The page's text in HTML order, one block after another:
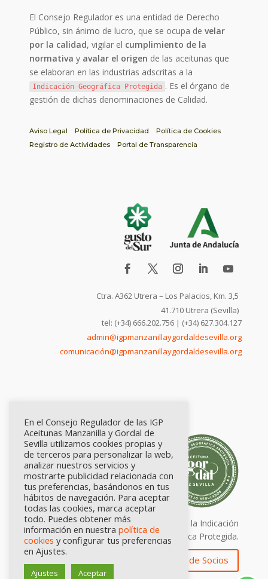
El Consejo Regulador es una entidad de Derecho
Público, sin ánimo de lucro, que se ocupa develar
por la calidad, vigilar el cumplimiento de la
normativa y avalar el origen de las aceitunas que
se elaboran en las industrias adscritas a la
Indicación Geográfica Protegida . Es el órgano de
gestión de dichas denominaciones de Calidad.
Aviso Legal Política de Privacidad
Política de Cookies
Registro de Actividades
Portal de Transparencia
Ctra. A362 Utrera – Los Palacios, Km. 3,5
41.710 Utrera (Sevilla)
tel: (+34) 666.202.756 | (+34) 627.304.127
admin@igpmanzanillaygordaldesevilla.org
comunicación@igpmanzanillaygordaldesevilla.org
Calidad certificada por Origen. Sellos de la Indicación
Geográfica Protegida.
Zona de Socios
En el Consejo Regulador de las IGP
Aceitunas Manzanilla y Gordal de
Sevilla utilizamos cookies propias y
de terceros para personalizar la web,
analizar nuestros servicios y
mostrarte publicidad relacionada con
tus preferencias, basándonos en tus
hábitos de navegación. Para aceptar
todas las cookies, marca aceptar
todo. Puedes obtener más
información en nuestra política de
cookies y configurar tus preferencias
en Ajustes.
Ajustes Aceptar